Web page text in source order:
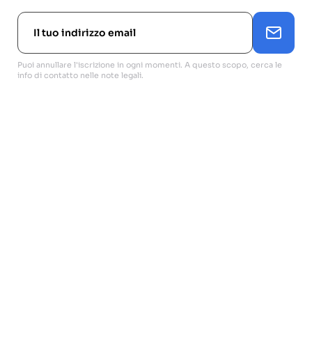
Puoi annullare l'iscrizione in ogni momenti. A questo scopo, cerca le
info di contatto nelle note legali.